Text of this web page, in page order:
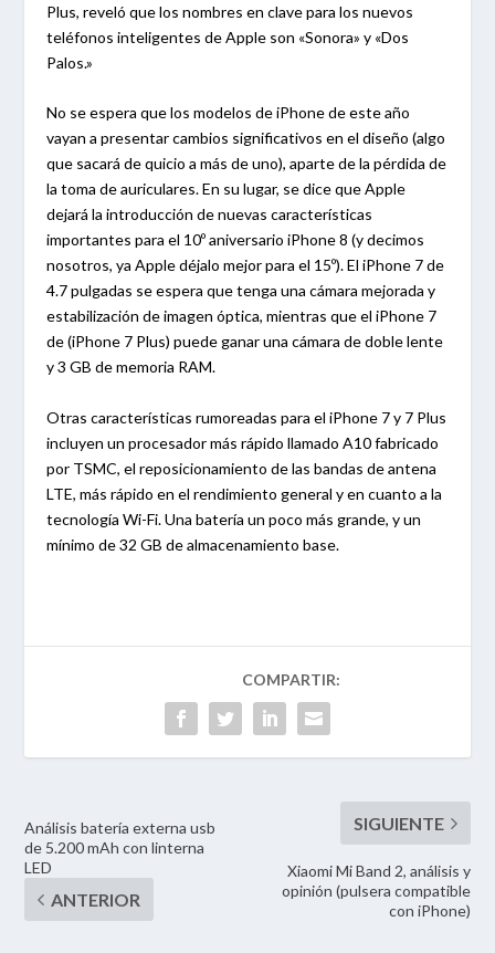
Plus, reveló que los nombres en clave para los nuevos
teléfonos inteligentes de Apple son «Sonora» y «Dos
Palos.»
No se espera que los modelos de iPhone de este año
vayan a presentar cambios significativos en el diseño (algo
que sacará de quicio a más de uno), aparte de la pérdida de
la toma de auriculares. En su lugar, se dice que Apple
dejará la introducción de nuevas características
importantes para el 10º aniversario iPhone 8 (y decimos
nosotros, ya Apple déjalo mejor para el 15º). El iPhone 7 de
4.7 pulgadas se espera que tenga una cámara mejorada y
estabilización de imagen óptica, mientras que el iPhone 7
de (iPhone 7 Plus) puede ganar una cámara de doble lente
y 3 GB de memoria RAM.
Otras características rumoreadas para el iPhone 7 y 7 Plus
incluyen un procesador más rápido llamado A10 fabricado
por TSMC, el reposicionamiento de las bandas de antena
LTE, más rápido en el rendimiento general y en cuanto a la
tecnología Wi-Fi. Una batería un poco más grande, y un
mínimo de 32 GB de almacenamiento base.
Análisis batería externa usb
de 5.200 mAh con linterna
LED
Xiaomi Mi Band 2, análisis y
opinión (pulsera compatible
con iPhone)